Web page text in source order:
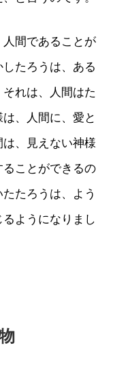
間であることが
たろうは、ある
れは、人間はた
、人間に、愛と
、見えない神様
ことができるの
たろうは、よう
ようになりまし